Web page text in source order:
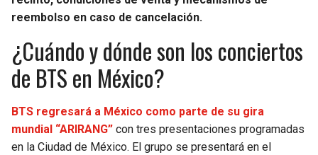
reembolso en caso de cancelación.
¿Cuándo y dónde son los conciertos
de BTS en México?
BTS regresará a México como parte de su gira
mundial “ARIRANG” con tres presentaciones programadas
en la Ciudad de México. El grupo se presentará en el